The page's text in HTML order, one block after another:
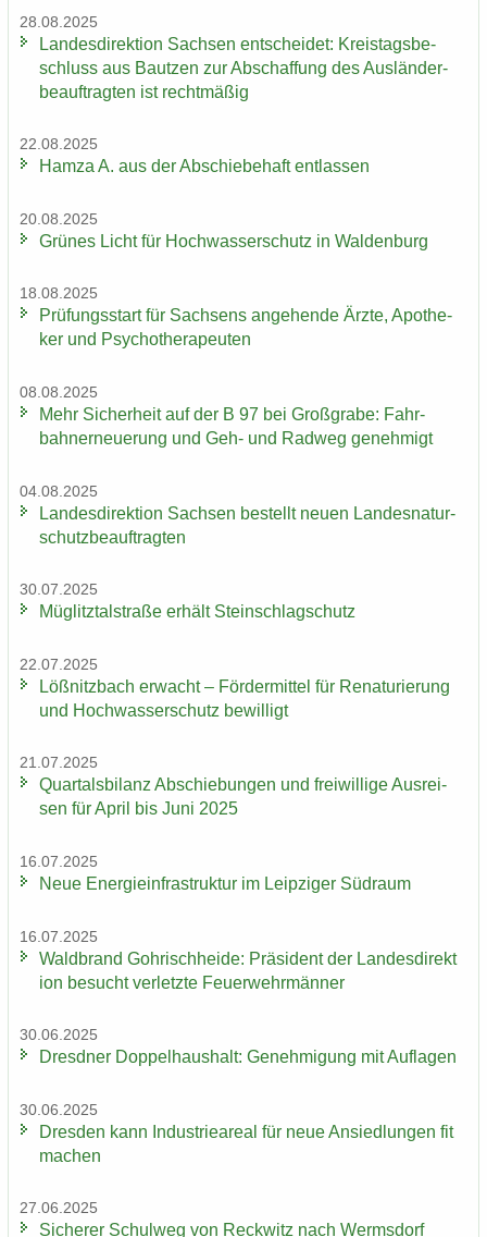
28.08.2025
Lan­des­di­rek­ti­on Sach­sen ent­schei­det: Kreis­tags­be­
schluss aus Baut­zen zur Ab­schaf­fung des Aus­län­der­
be­auf­trag­ten ist recht­mä­ßig
22.08.2025
Hamza A. aus der Ab­schie­be­haft ent­las­sen
20.08.2025
Grü­nes Licht für Hoch­was­ser­schutz in Wal­den­burg
18.08.2025
Prü­fungs­start für Sach­sens an­ge­hen­de Ärzte, Apo­the­
ker und Psy­cho­the­ra­peu­ten
08.08.2025
Mehr Si­cher­heit auf der B 97 bei Groß­gra­be: Fahr­
bahn­erneue­rung und Geh- und Rad­weg ge­neh­migt
04.08.2025
Lan­des­di­rek­ti­on Sach­sen be­stellt neuen Lan­des­na­tur­
schutz­be­auf­trag­ten
30.07.2025
Müg­litz­tal­stra­ße er­hält Stein­schlag­schutz
22.07.2025
Löß­nitz­bach er­wacht – För­der­mit­tel für Re­na­tu­rie­rung
und Hoch­was­ser­schutz be­wil­ligt
21.07.2025
Quar­tals­bi­lanz Ab­schie­bun­gen und frei­wil­li­ge Aus­rei­
sen für April bis Juni 2025
16.07.2025
Neue En­er­gie­in­fra­struk­tur im Leip­zi­ger Süd­raum
16.07.2025
Wald­brand Gohrisch­hei­de: Prä­si­dent der Lan­des­di­rek­t
i­on be­sucht ver­letz­te Feu­er­wehr­män­ner
30.06.2025
Dresd­ner Dop­pel­haus­halt: Ge­neh­mi­gung mit Auf­la­gen
30.06.2025
Dres­den kann In­dus­trie­are­al für neue An­sied­lun­gen fit
ma­chen
27.06.2025
Si­che­rer Schul­weg von Reck­witz nach Werms­dorf